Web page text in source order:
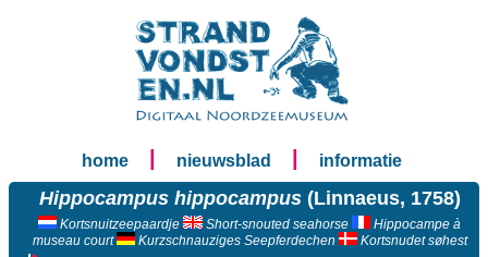
home nieuwsblad informatie
Hippocampus hippocampus(Linnaeus, 1758)
Kortsnuitzeepaardje Short-snouted seahorse
Hippocampe à
museau court
Kurzschnauziges Seepferdechen
Kortsnudet søhest